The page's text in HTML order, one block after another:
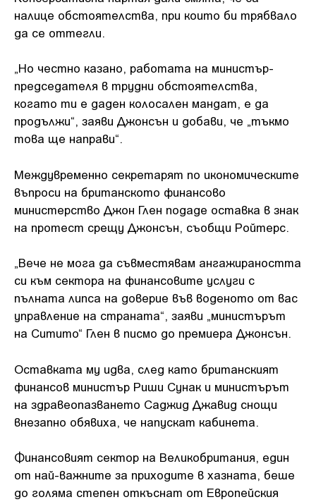
налице обстоятелства, при които би трябвало
да се оттегли.
„Но честно казано, работата на министър-
председателя в трудни обстоятелства,
когато ти е даден колосален мандат, е да
продължи“, заяви Джонсън и добави, че „тъкмо
това ще направи“.
Междувременно секретарят по икономическите
въпроси на британското финансово
министерство Джон Глен подаде оставка в знак
на протест срещу Джонсън, съобщи Ройтерс.
„Вече не мога да съвместявам ангажираността
си към сектора на финансовите услуги с
пълната липса на доверие във воденото от вас
управление на страната“, заяви „министърът
на Ситито“ Глен в писмо до премиера Джонсън.
Оставката му идва, след като британският
финансов министър Риши Сунак и министърът
на здравеопазването Саджид Джавид снощи
внезапно обявиха, че напускат кабинета.
Финансовият сектор на Великобритания, един
от най-важните за приходите в хазната, беше
до голяма степен откъснат от Европейския